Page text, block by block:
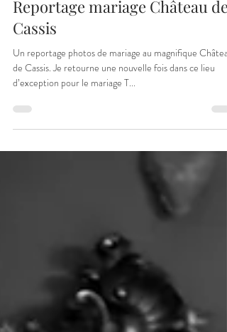
fredbruneau74
8 oct. 2023
2 min de lecture
Reportage mariage Château de
Cassis
de Cassis. Je retourne une nouvelle fois dans ce lieu